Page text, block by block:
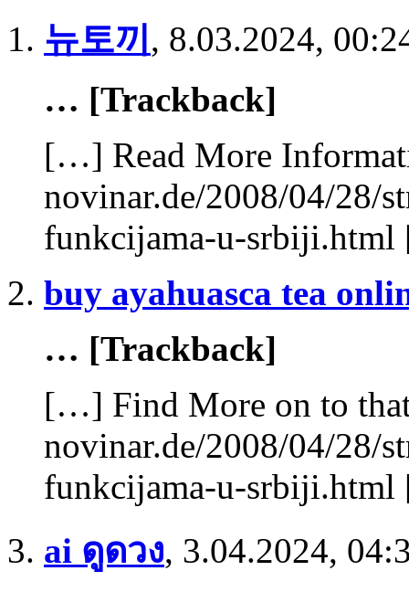
뉴토끼, 8.03.2024,
… [Trackback]
[…] Read More
novinar.de/2008/04/28/
funkcijama-u-
buy ayahuasca tea
… [Trackback]
[…] Find More on to
novinar.de/2008/04/28/
funkcijama-u-
ai ดูดวง, 3.04.2024,